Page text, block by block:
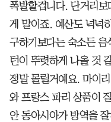
폭발할겁니다. 단거리
게 말이죠. 예산도 넉넉
구하기보다는 숙소든 음
턴이 뚜렷하게 나올 것
정말 몰릴거예요. 마이
와 프랑스 파리 상품이
안 동아시아가 방역을